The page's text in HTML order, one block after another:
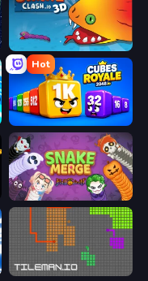
Snake Clash.io
Hot
Cubes 2048 Royale
Snake Merge: Idle & io Zone
TileMan.io